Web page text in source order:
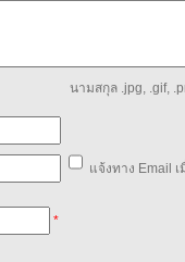
นามสกุล .jpg, .gif,
แจ้งทาง Email
*